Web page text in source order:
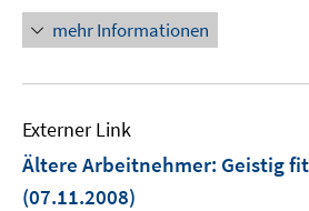
mehr Informationen
Externer Link
Ältere Arbeitnehmer: Geistig
(07.11.2008)